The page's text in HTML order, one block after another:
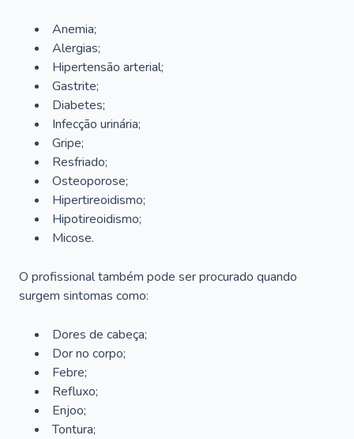
Anemia;
Alergias;
Hipertensão arterial;
Gastrite;
Diabetes;
Infecção urinária;
Gripe;
Resfriado;
Osteoporose;
Hipertireoidismo;
Hipotireoidismo;
Micose.
O profissional também pode ser procurado quando
surgem sintomas como:
Dores de cabeça;
Dor no corpo;
Febre;
Refluxo;
Enjoo;
Tontura;